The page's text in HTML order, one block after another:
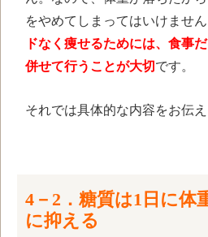
をやめてしまってはいけません
ドなく痩せるためには、食事
併せて行うことが大切です。
それでは具体的な内容をお伝え
4－2．糖質は1日に体
に抑える